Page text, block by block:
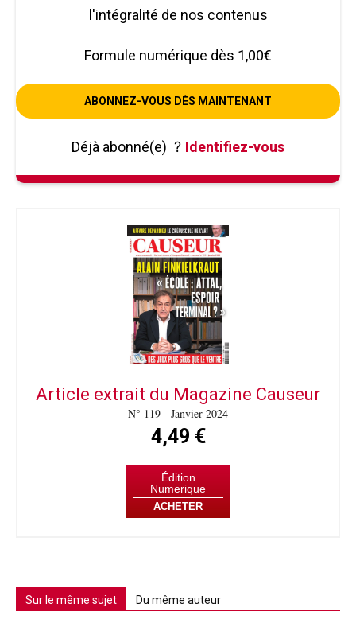
l'intégralité de nos contenus
Formule numérique dès 1,00€
ABONNEZ-VOUS DÈS MAINTENANT
Déjà abonné(e) ? Identifiez-vous
Article extrait du Magazine Causeur
N° 119 - Janvier 2024
4,49 €
Édition
Numerique
ACHETER
Sur le même sujet Du même auteur